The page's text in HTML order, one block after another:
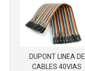
DUPONT LINEA DE
CABLES 40VIAS